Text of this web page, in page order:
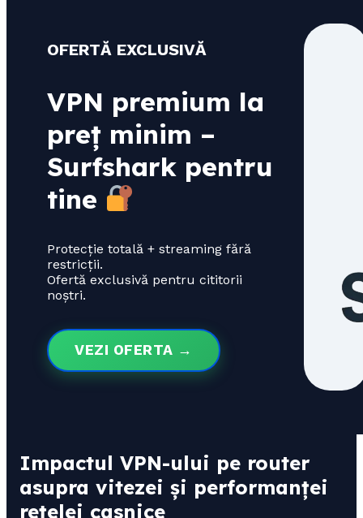
OFERTĂ EXCLUSIVĂ
VPN premium la
preț minim –
Surfshark pentru
tine
Protecție totală + streaming fără
restricții.
Ofertă exclusivă pentru cititorii
noștri.
VEZI OFERTA →
Impactul VPN-ului pe router
asupra vitezei și performanței
rețelei casnice